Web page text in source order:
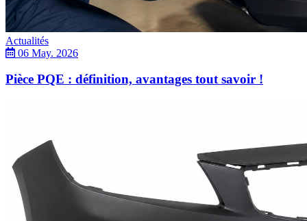
Actualités
06 May. 2026
Pièce PQE : définition, avantages tout savoir !